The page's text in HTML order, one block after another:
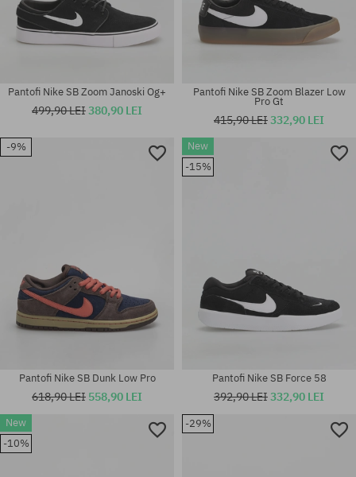
Mărimi existente:
37.5; 38; 38.5; 39; 40; 40.5; 41;
Mărimi existente:
40.5; 41; 42; 42.5; 43; 45.5
36; 36.5; 37.5; 38; 38.5; 40;
40.5; 41; 42; 42.5; 43; 44; 44.5;
45; 45.5; 46; 47.5; 48.5
Pantofi Nike SB Zoom Janoski Og+
499,90 LEI380,90 LEI
38; 38.5; 39; 40; 40.5; 41; 42;
42.5; 43; 44; 44.5; 45; 45.5; 46;
Pantofi Nike SB Zoom Blazer Low
Pro Gt
415,90 LEI332,90 LEI
-9%
Pantofi Nike SB Dunk Low Pro
618,90 LEI 558,90 LEI
New
-15%
Pantofi Nike SB Force 58
392,90 LEI332,90 LEI
New
-10%
-29%